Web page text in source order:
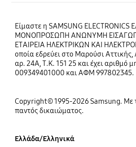
Είμαστε η SAMSUNG ELECTRONICS
ΜΟΝΟΠΡΟΣΩΠΗ ΑΝΩΝΥΜΗ
ΕΤΑΙΡΕΙΑ ΗΛΕΚΤΡΙΚΩΝ ΚΑΙ
οποία εδρεύει στο Μαρούσι
αρ. 24Α, Τ.Κ. 151 25 και έχει αριθμό
009349401000 και ΑΦΜ 997802345.
Copyright© 1995-2026 Samsung. Με
παντός δικαιώματος.
Ελλάδα/Ελληνικά